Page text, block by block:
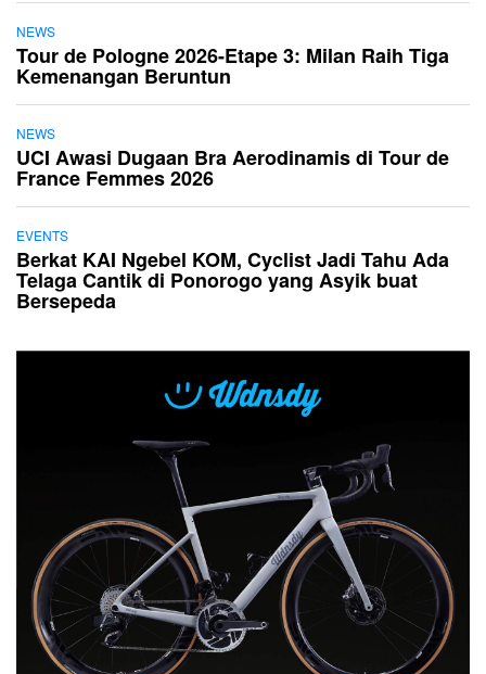
NEWS
Tour de Pologne 2026-Etape 3: Milan Raih Tiga
Kemenangan Beruntun
NEWS
UCI Awasi Dugaan Bra Aerodinamis di Tour de
France Femmes 2026
EVENTS
Berkat KAI Ngebel KOM, Cyclist Jadi Tahu Ada
Telaga Cantik di Ponorogo yang Asyik buat
Bersepeda